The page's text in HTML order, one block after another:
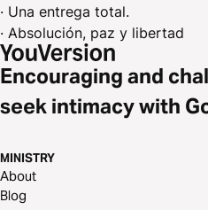
· Una entrega total.
· Absolución, paz y libertad
Encouraging and
seek intimacy with
MINISTRY
About
Blog